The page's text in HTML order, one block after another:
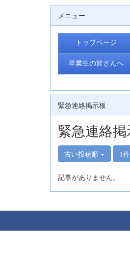
メニュー
トップページ
卒業生の皆さんへ
緊急連絡掲示板
緊急連絡掲
古い投稿順 1件
記事がありません。